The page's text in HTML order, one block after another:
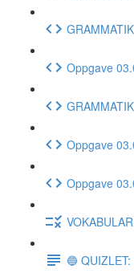
Oppgave
Oppgave
Oppgave
🔵